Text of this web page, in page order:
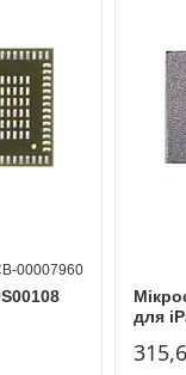
00007960
для